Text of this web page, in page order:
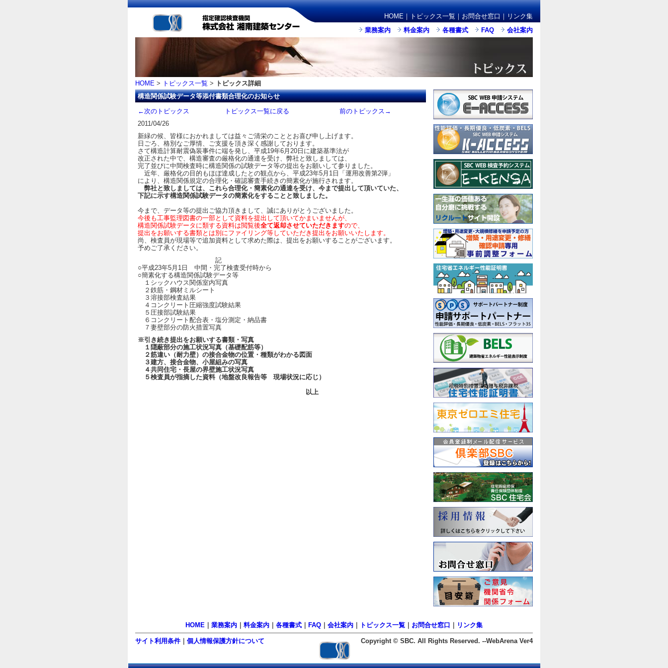
HOME ｜ トピックス一覧 ｜ お問合せ窓口 ｜ リンク集
業務案内
料金案内 各種書式 FAQ 会社案内
HOME > トピックス一覧 >
トピックス詳細
構造関係試験データ等添付書類合理化のお知らせ
←次のトピックス
トピックス一覧に戻る
前のトピックス→
2011/04/26
新緑の候、皆様におかれましては益々ご清栄のこととお喜び申し上げます。
日ごろ、格別なご厚情、ご支援を頂き深く感謝しております。
さて構造計算耐震偽装事件に端を発し、平成19年6月20日に建築基準法が
改正された中で、構造審査の厳格化の通達を受け、弊社と致しましては、
完了並びに中間検査時に構造関係の試験データ等の提出をお願いして参りました。
近年、厳格化の目的もほぼ達成したとの観点から、平成23年5月1日「運用改善第2弾」
により、構造関係規定の合理化・確認審査手続きの簡素化が施行されます。
弊社と致しましては、これら合理化・簡素化の通達を受け、今まで提出して頂いていた、
下記に示す構造関係試験データの簡素化をすることと致しました。
今まで、データ等の提出ご協力頂きまして、誠にありがとうございました。
今後も工事監理図書の一部として資料を提出して頂いてかまいませんが、
構造関係試験データに類する資料は閲覧後全て返却させていただきますので、
提出をお願いする書類とは別にファイリング等していただき提出をお願いいたします。
尚、検査員が現場等で追加資料として求めた際は、提出をお願いすることがございます。
予めご了承ください。
記
○平成23年5月1日 中間・完了検査受付時から
○簡素化する構造関係試験データ等
１シックハウス関係室内写真
２鉄筋・鋼材ミルシート
３溶接部検査結果
４コンクリート圧縮強度試験結果
５圧接部試験結果
６コンクリート配合表・塩分測定・納品書
７妻壁部分の防火措置写真
※引き続き提出をお願いする書類・写真
１隠蔽部分の施工状況写真（基礎配筋等）
２筋違い（耐力壁）の接合金物の位置・種類がわかる図面
３建方、接合金物、小屋組みの写真
４共同住宅・長屋の界壁施工状況写真
５検査員が指摘した資料（地盤改良報告等 現場状況に応じ）
以上
HOME 業務案内 料金案内 各種書式 FAQ 会社案内 トピックス一覧 お問合せ窓口 リンク集
サイト利用条件 個人情報保護方針について Copyright © SBC. All Rights Reserved. --WebArena Ver4